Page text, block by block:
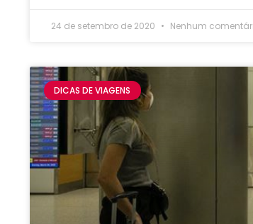
24 de setembro de 2020 Nenhum
DICAS DE VIAGENS